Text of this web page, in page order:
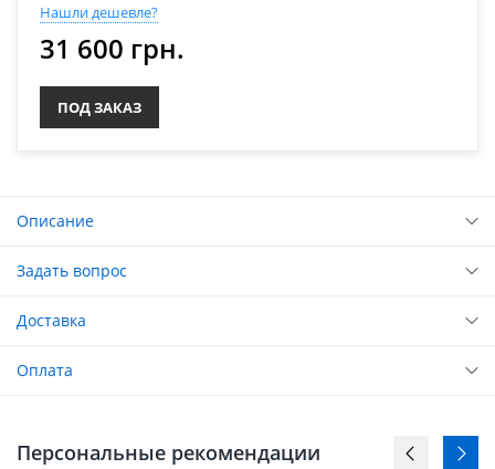
Нашли дешевле?
31 600 грн.
ПОД ЗАКАЗ
Описание
Задать вопрос
Доставка
Оплата
Персональные рекомендации